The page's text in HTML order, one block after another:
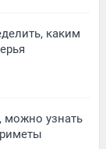
каким
можно узнать